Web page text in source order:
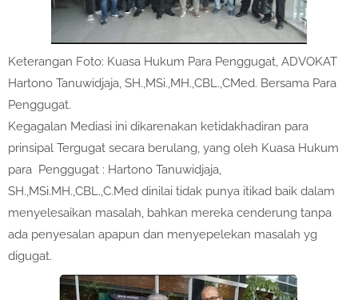
Keterangan Foto: Kuasa Hukum Para Penggugat, ADVOKAT
Hartono Tanuwidjaja, SH.,MSi.,MH.,CBL.,CMed. Bersama Para
Penggugat.
Kegagalan Mediasi ini dikarenakan ketidakhadiran para
prinsipal Tergugat secara berulang, yang oleh Kuasa Hukum
para Penggugat : Hartono Tanuwidjaja,
SH.,MSi.MH.,CBL.,C.Med dinilai tidak punya itikad baik dalam
menyelesaikan masalah, bahkan mereka cenderung tanpa
ada penyesalan apapun dan menyepelekan masalah yg
digugat.